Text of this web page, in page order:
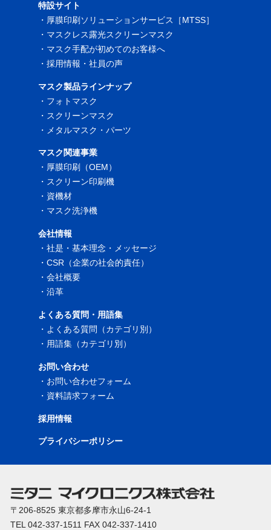
特設サイト
・ 厚膜印刷ソリューションサービス［MTSS］
・ マスクレス露光スクリーンマスク
・ マスク手配が初めてのお客様へ
・採用情報・社員の声
マスク製品ラインナップ
・ フォトマスク
・ スクリーンマスク
・ メタルマスク・パーツ
マスク関連事業
・ 厚膜印刷（OEM）
・ スクリーン印刷機
・ 資機材
・ マスク洗浄機
会社情報
・社是・基本理念・メッセージ
・CSR（企業の社会的責任）
・会社概要
・沿革
よくある質問・用語集
・ よくある質問（カテゴリ別）
・ 用語集（カテゴリ別）
お問い合わせ
・ お問い合わせフォーム
・ 資料請求フォーム
採用情報
プライバシーポリシー
〒206-8525 東京都多摩市永山6-24-1
TEL 042-337-1511 FAX 042-337-1410